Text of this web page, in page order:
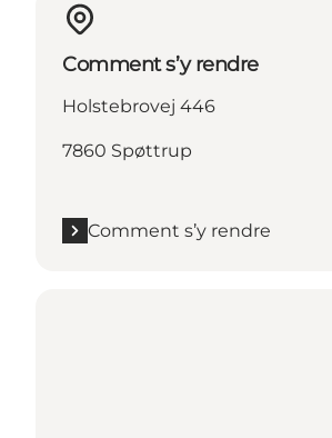
Comment s’y rendre
Holstebrovej 446
7860 Spøttrup
Comment s’y rendre